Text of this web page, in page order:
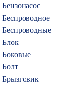
Бензонасос
Беспроводное
Беспроводные
Блок
Боковые
Болт
Брызговик